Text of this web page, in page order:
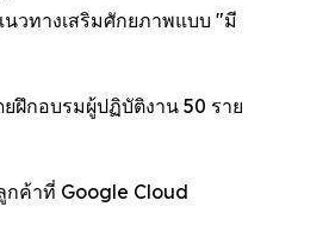
วทางเสริมศักยภาพแบบ "มี
ฝึกอบรมผู้ปฏิบัติงาน 50 ราย
กค้าที่ Google Cloud